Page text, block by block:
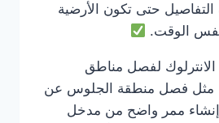
التفاصيل حتى تكون الأرضية
الوقت.
لفصل مناطق
مثل فصل منطقة الجلوس عن
إنشاء ممر واضح من مدخل